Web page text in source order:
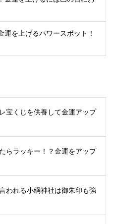
を上げるパワースポット！
宝くじを供養して金運アップ
らラッキー！？金運をアップ
われる小綱神社は御朱印も強